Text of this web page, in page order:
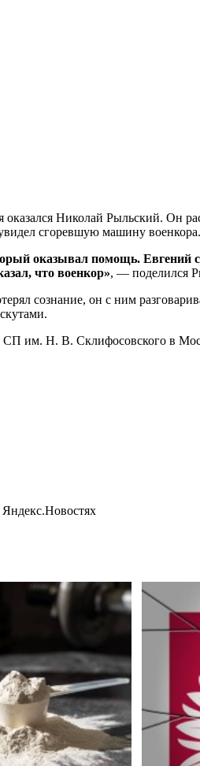
оказался Николай Рыльский. Он
сгоревшую машину военкора.
оказывал помощь. Евгений
что военкор», — поделился
сознание, он с ним
им. Н. В. Склифосовского в